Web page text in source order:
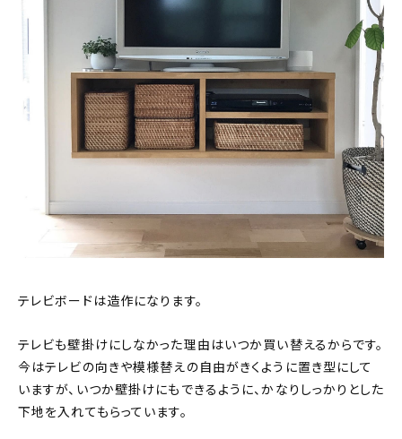
テレビボードは造作になります。
テレビも壁掛けにしなかった理由はいつか買い替えるからです。
今はテレビの向きや模様替えの自由がきくように置き型にして
いますが、いつか壁掛けにもできるように、かなりしっかりとした
下地を入れてもらっています。